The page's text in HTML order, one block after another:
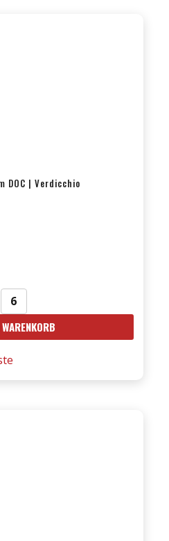
DOC | Verdicchio
Garofoli
-
DOC